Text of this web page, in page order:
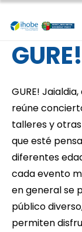
Pasar al
GURE!
reúne
talleres y
que esté
diferentes
cada evento
en general se
público
permiten